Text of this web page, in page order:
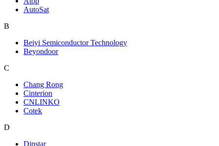
AutoSat
B
Beiyi Semiconductor Technology
Beyondoor
C
Chang Rong
Cinterion
CNLINKO
Cotek
D
Dinstar